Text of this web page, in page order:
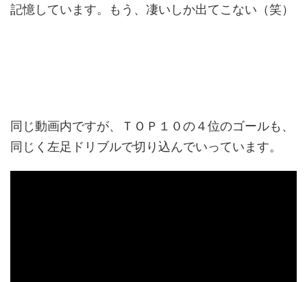
記憶しています。もう、凄いしか出てこない（笑）
同じ動画内ですが、ＴＯＰ１０の４位のゴールも、
同じく左足ドリブルで切り込んでいっています。